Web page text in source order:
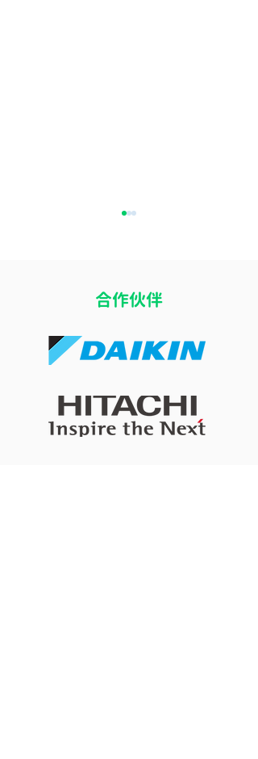
開冷氣瞓覺令小朋友乾
咳？改善冷氣房乾燥問題
​合作伙伴